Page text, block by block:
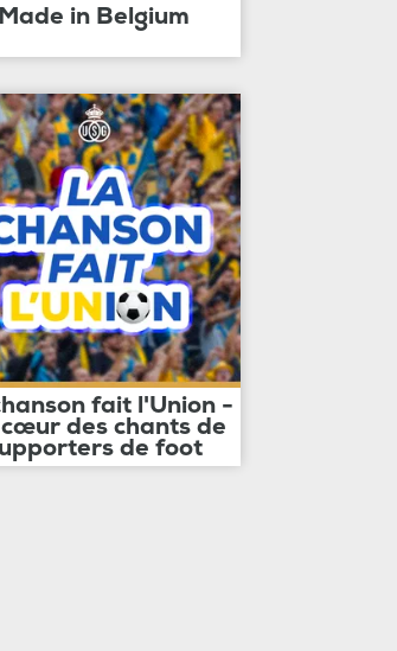
Made in Belgium
fait l'Union -
des chants de
de foot